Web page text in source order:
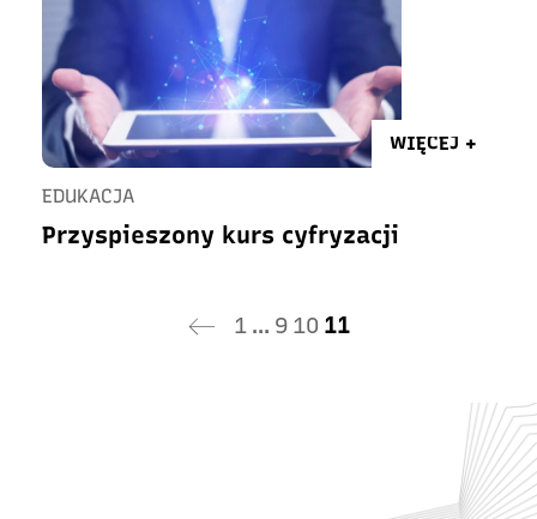
WIĘCEJ +
EDUKACJA
Przyspieszony kurs cyfryzacji
1 … 9 10 11